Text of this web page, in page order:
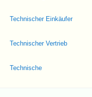
Technischer Einkäufer
Technischer Vertrieb
Technische